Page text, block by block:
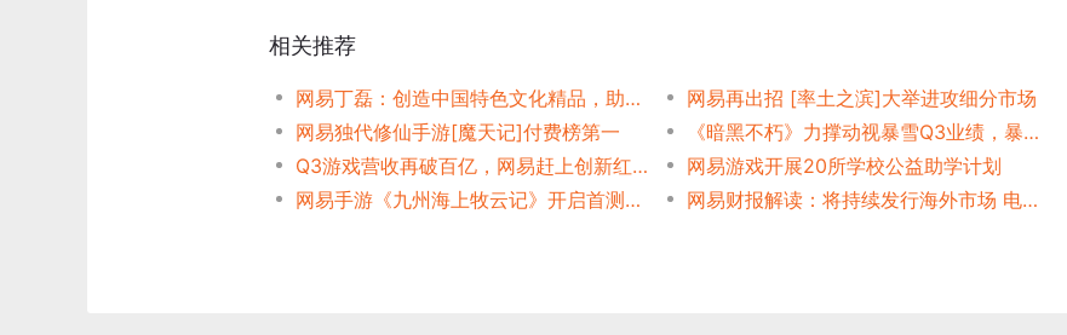
相关推荐
网易丁磊：创造中国特色文化精品，助力实现中国文化大时代
网易再出招 [率土之滨]大举进攻细分市场
网易独代修仙手游[魔天记]付费榜第一
《暗黑不朽》力撑动视暴雪Q3业绩，暴雪放“续约烟雾弹”施压网易？
Q3游戏营收再破百亿，网易赶上创新红利头节车厢
网易游戏开展20所学校公益助学计划
网易手游《九州海上牧云记》开启首测预约
网易财报解读：将持续发行海外市场 电竞市场潜力巨大